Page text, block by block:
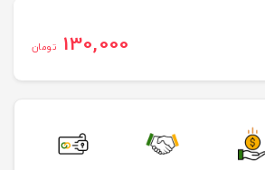
130,000 تومان